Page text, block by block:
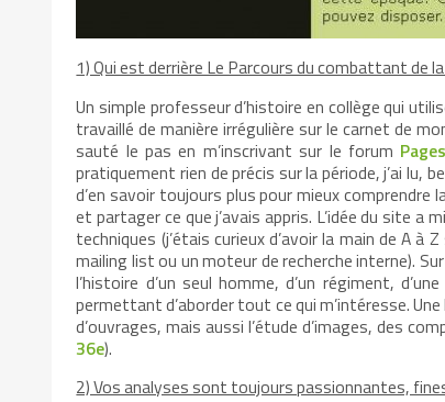
1) Qui est derrière Le Parcours du combattant de
Un simple professeur d’histoire en collège qui
travaillé de manière irrégulière sur le carnet de
sauté le pas en m’inscrivant sur le forum
pratiquement rien de précis sur la période, j’ai lu,
d’en savoir toujours plus pour mieux comprendre
et partager ce que j’avais appris. L’idée du site
techniques (j’étais curieux d’avoir la main de A à
mailing list ou un moteur de recherche interne).
l’histoire d’un seul homme, d’un régiment,
permettant d’aborder tout ce qui m’intéresse.
d’ouvrages, mais aussi l’étude d’images, des
36e).
2) Vos analyses sont toujours passionnantes,